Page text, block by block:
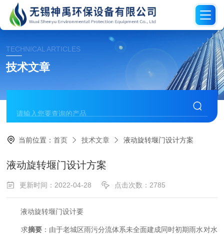
TECHNICAL ARTICLES
技术文章
当前位置：首页 技术文章 液动旋转堰门设计方案
液动旋转堰门设计方案
更新时间：2022-04-28 点击次数：2785
液动旋转堰门设计要
求摘要：由于老城区雨污分流体系未全面建成同时初期雨水对水